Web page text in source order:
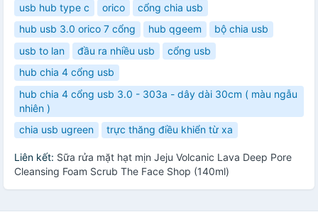
usb hub type c
orico
cổng chia usb
hub usb 3.0 orico 7 cổng
hub qgeem
bộ chia usb
usb to lan
đầu ra nhiều usb
cổng usb
hub chia 4 cổng usb
hub chia 4 cổng usb 3.0 - 303a - dây dài 30cm ( màu ngẫu
nhiên )
chia usb ugreen
trực thăng điều khiển từ xa
Liên kết: Sữa rửa mặt hạt mịn Jeju Volcanic Lava Deep Pore
Cleansing Foam Scrub The Face Shop (140ml)